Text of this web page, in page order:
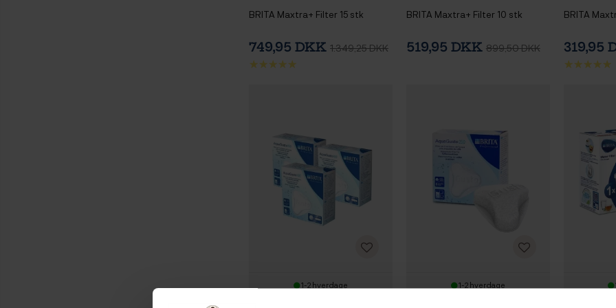
BRITA Maxtra+ Filter 15 stk
749,95 DKK 1.349,25 DKK
BRITA Maxtra+ Filter 10 stk
519,95 DKK 899,50 DKK
BRITA
319,95
1-2 hverdage 1-2 hverdage